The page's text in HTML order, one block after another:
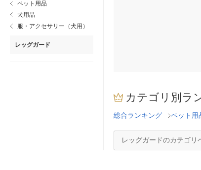
ペット用品
犬用品
服・アクセサリー（犬用）
レッグガード
カテゴリ別ラ
総合ランキング ペット用
レッグガードのカテゴリ